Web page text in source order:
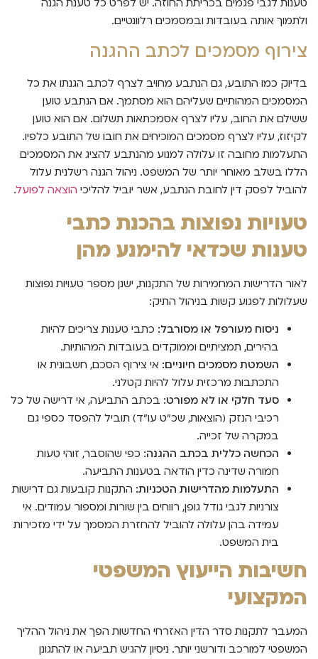
טענות לגבי פגמים בכריתת החוזה. יש לפרט כל טענת הגנה
ולתמוך אותה בעובדות ובמסמכים רלוונטיים.
צירוף מסמכים לכתב ההגנה
בדיוק כמו התובע, גם הנתבע מחויב לצרף לכתב הגנתו את כל
המסמכים המהותיים שעליהם הוא מסתמך. אם הנתבע טוען
ששילם את החוב, עליו לצרף אסמכתאות תשלום. אם הוא טוען
לקיזוז, עליו לצרף מסמכים המוכיחים את חובו של התובע כלפיו.
התעלמות מחובה זו עלולה למנוע מהנתבע להציג את המסמכים
הללו בשלב מאוחר יותר של המשפט. ניהול הגנה רשלנית עלול
להוביל לפסק דין לחובת הנתבע, אשר יוביל להליכי הוצאה לפועל.
טעויות נפוצות בהכנת כתבי
טענות שכדאי להימנע מהן
לאור הדרישות המחמירות של התקנות, ישנן מספר טעויות נפוצות
שעלולות לפגוע קשות בניהול התיק:
ניסוח מעורפל או מסורבל: כתבי טענות צריכים להיות
בהירים, תמציתיים וממוקדים בעובדות המהותיות.
השמטת מסמכים חיוניים: אי צירוף הסכם, חשבונית או
התכתבות מרכזית עלול להיות קטלני.
סעד חלקי או לא מפורט: בכתב התביעה, אי דרישה של כל
רכיבי הנזק (הוצאות, שכ"ט עו"ד) תוביל להפסד כספי גם
במקרה של זכייה.
הכחשה כללית בכתב ההגנה: כפי שהוסבר, זוהי טעות
חמורה שדינה כדין הודאה בטענות התביעה.
התעלמות מהדרישות הטכניות: התקנות קובעות גם דרישות
צורניות לגבי גודל גופן, רווחים בין שורות ומספור עמודים. אי
עמידה בהן עלולה להוביל להחזרת המסמך על ידי מזכירות
בית המשפט.
חשיבות הייעוץ המשפטי
המקצועי
המעבר לתקנות סדר הדין האזרחי החדשות הפך את ניהול ההליך
המשפטי למורכב ודורשני יותר. ניסיון להגיש תביעה או להתגונן